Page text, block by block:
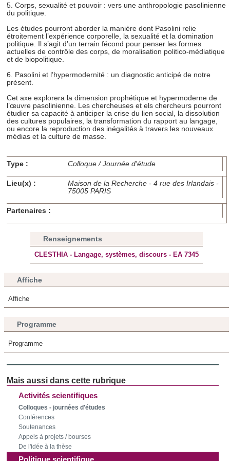
Les cookies nous permettent de personnaliser le contenu
et les annonces, d'offrir des fonctionnalités relatives aux
médias sociaux et d'analyser notre trafic. Nous
partageons également des informations sur l'utilisation de
notre site avec nos partenaires de médias sociaux, de
d'autres informations que vous leur avez fournies ou qu'ils
ont collectées lors de votre utilisation de leurs services.
Activités scientifiques
Colloques - journées d'études
Conférences
Soutenances
Appels à projets / bourses
De l'idée à la thèse
Politique scientifique
5. Corps, sexualité et pouvoir : vers une anthropologie pasolinienne
du politique.
Les études pourront aborder la manière dont Pasolini relie
étroitement l’expérience corporelle, la sexualité et la domination
politique. Il s’agit d’un terrain fécond pour penser les formes
actuelles de contrôle des corps, de moralisation politico-médiatique
et de biopolitique.
6. Pasolini et l’hypermodernité : un diagnostic anticipé de notre
présent.
Cet axe explorera la dimension prophétique et hypermoderne de
l’œuvre pasolinienne. Les chercheuses et els chercheurs pourront
étudier sa capacité à anticiper la crise du lien social, la dissolution
des cultures populaires, la transformation du rapport au langage,
ou encore la reproduction des inégalités à travers les nouveaux
médias et la culture de masse.
Type : Colloque / Journée d'étude
Lieu(x) :
Maison de la Recherche - 4 rue des Irlandais -
75005 PARIS
Partenaires :
Renseignements
CLESTHIA - Langage, systèmes, discours - EA 7345
Affiche
Affiche
Programme
Programme